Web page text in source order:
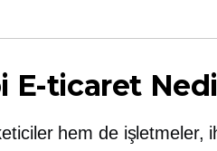
E-ticaret
hem de işletmeler,